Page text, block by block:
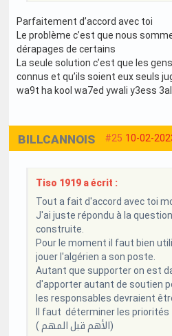
Parfaitement d’accord avec toi
Le problème c’est que nous
dérapages de certains
La seule solution c’est que les
connus et qu’ils soient eux seuls
wa9t ha kool wa7ed ywali y3ess
#25 10-02-
BILLCANNOIS
Tiso 1919 a écrit :
Tout a fait d'accord avec toi
J'ai juste répondu à la
construite.
Pour le moment il faut bien
jouer l'algérien a son poste.
Autant que supporter on est
d'apporter autant de soutien
les responsables devraient
Il faut déterminer les priorités
( الأهم قبل المهم)